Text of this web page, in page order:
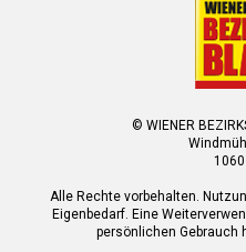
© WIENER
Alle Rechte vorbehalten.
Eigenbedarf. Eine
persönlichen